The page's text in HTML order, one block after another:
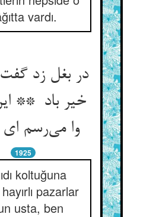
vardı.
در بغل زد
خیر باد **
وا می‌رسم ای اوستاد
1925
koltuğuna
pazarlar
usta, ben